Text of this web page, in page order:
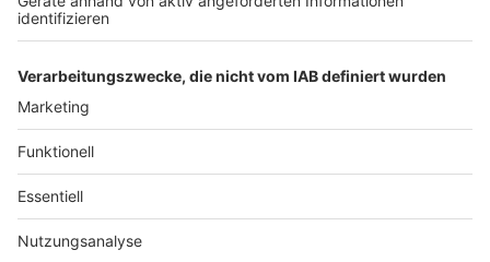
bleiben."
Autoren: Marion Cürlis & Joachim Schultheis
Anzeige